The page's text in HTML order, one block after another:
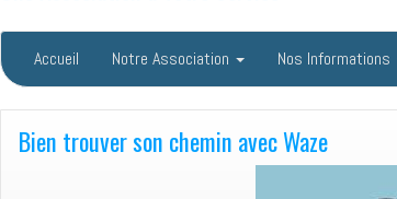
Accueil Notre Association Nos Informations
Bien trouver son chemin avec Waze